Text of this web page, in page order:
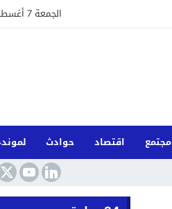
الجمعة 7 أغسطس 2026 - 6:22 صباحًا
مجتمع اقتصاد حوادث
لموند24 Tv